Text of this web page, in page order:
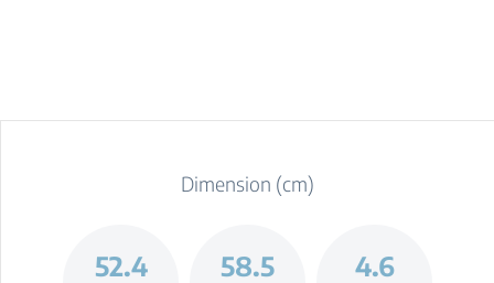
Dimension (cm)
4.6
58.5
52.4